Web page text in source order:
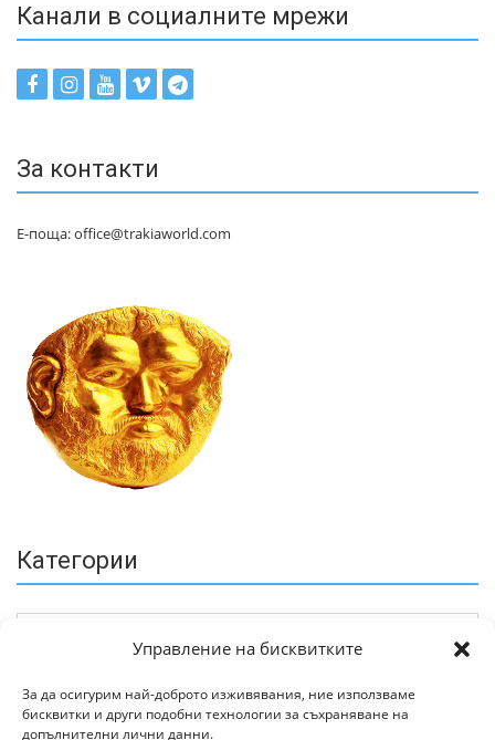
Управление на бисквитките
За да осигурим най-доброто изживявания, ние използваме
бисквитки и други подобни технологии за съхраняване на
допълнителни лични данни.
Канали в социалните мрежи
За контакти
Е-поща: office@trakiaworld.com
Категории
Архив